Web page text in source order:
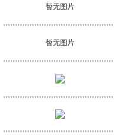
暂无图片
暂无图片